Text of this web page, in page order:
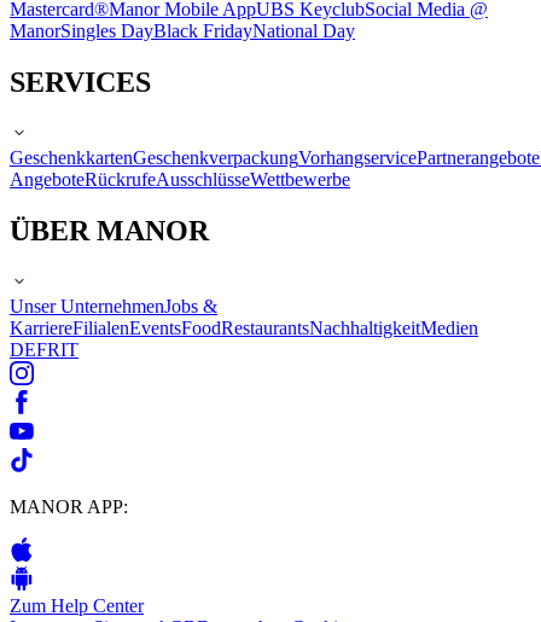
Mastercard®Manor Mobile AppUBS KeyclubSocial Media @
ManorSingles DayBlack FridayNational Day
SERVICES
GeschenkkartenGeschenkverpackungVorhangservicePartnerangebote
AngeboteRückrufeAusschlüsseWettbewerbe
ÜBER MANOR
Unser UnternehmenJobs &
KarriereFilialenEventsFoodRestaurantsNachhaltigkeitMedien
DEFRIT
MANOR APP:
Zum Help Center